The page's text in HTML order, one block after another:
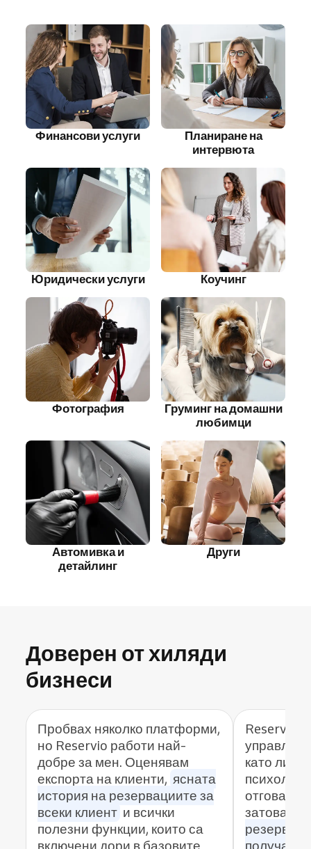
Финансови услуги
Планиране на
интервюта
Юридически услуги Коучинг
Фотография
Груминг на домашни
любимци
Автомивка и
детайлинг
Други
Доверен от хиляди
бизнеси
Пробвах няколко платформи,
но Reservio работи най-
добре за мен. Оценявам
експорта на клиенти, ясната
история на резервациите за
всеки клиент и всички
полезни функции, които са
Reservio
като
психолог
затова